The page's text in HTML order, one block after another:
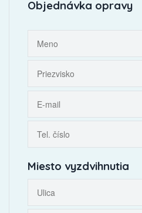
Objednávka opravy
Miesto vyzdvihnutia